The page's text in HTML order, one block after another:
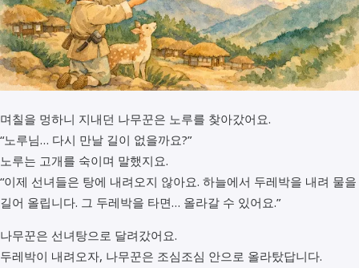
며칠을 멍하니 지내던 나무꾼은 노루를 찾아갔어요.
“노루님… 다시 만날 길이 없을까요?”
노루는 고개를 숙이며 말했지요.
“이제 선녀들은 탕에 내려오지 않아요. 하늘에서 두레박을 내려 물을
길어 올립니다. 그 두레박을 타면… 올라갈 수 있어요.”
나무꾼은 선녀탕으로 달려갔어요.
두레박이 내려오자, 나무꾼은 조심조심 안으로 올라탔답니다.